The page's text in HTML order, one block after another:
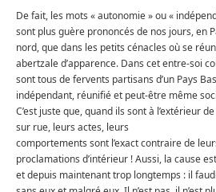
De fait, les mots « autonomie » ou «
sont plus guère prononcés de nos jours, en
nord, que dans les petits cénacles où se
abertzale d’apparence. Dans cet entre-soi
sont tous de fervents partisans d’un Pays
indépendant, réunifié et peut-être même
C’est juste que, quand ils sont à l’extérieur
sur rue, leurs actes, leurs
comportements sont l’exact contraire de
proclamations d’intérieur ! Aussi, la cause
et depuis maintenant trop longtemps : il